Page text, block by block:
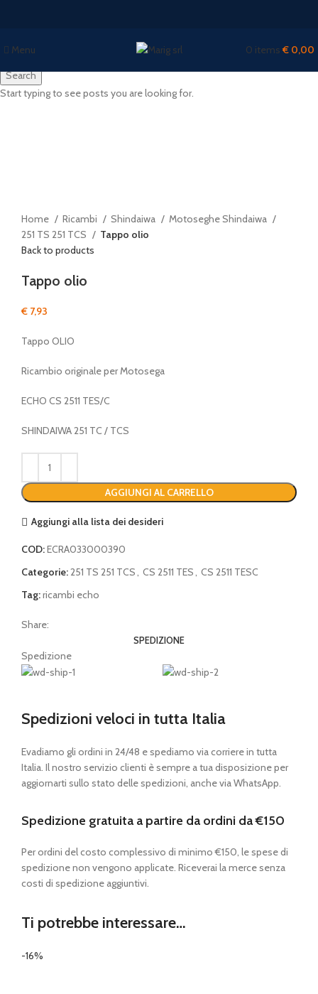
Menu 0 items € 0,00
Home Ricambi Shindaiwa
Motoseghe Shindaiwa
251 TS 251 TCS
Tappo olio
Back to products
Tappo olio
€ 7,93
Tappo OLIO
Ricambio originale per Motosega
ECHO CS 2511 TES/C
SHINDAIWA 251 TC / TCS
AGGIUNGI AL CARRELLO
Aggiungi alla lista dei desideri
COD:ECRA033000390
Categorie:251 TS 251 TCS CS 2511 TES
CS 2511 TESC
Tag:ricambi echo
Share:
SPEDIZIONE
Spedizione
Spedizioni veloci in tutta Italia
Evadiamo gli ordini in 24/48 e spediamo via corriere in tutta
Italia. Il nostro servizio clienti è sempre a tua disposizione per
aggiornarti sullo stato delle spedizioni, anche via WhatsApp.
Spedizione gratuita a partire da ordini da €150
Per ordini del costo complessivo di minimo €150, le spese di
spedizione non vengono applicate. Riceverai la merce senza
costi di spedizione aggiuntivi.
Ti potrebbe interessare…
-16%
Search
Start typing to see posts you are looking for.